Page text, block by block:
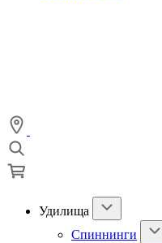
Удилища
Спиннинги